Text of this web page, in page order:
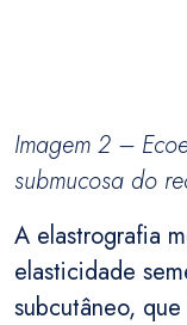
Imagem 2 –
submucosa do
A elastrografia
elasticidade
subcutâneo,